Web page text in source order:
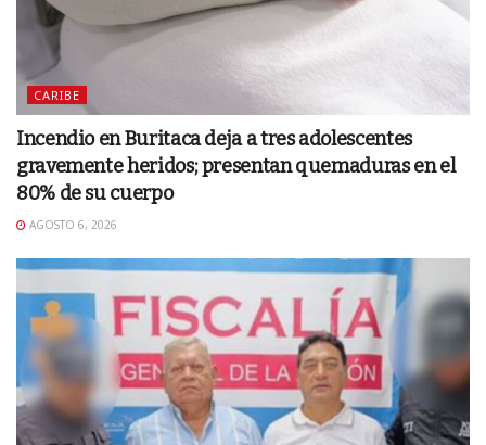
CARIBE
Incendio en Buritaca deja a tres adolescentes
gravemente heridos; presentan quemaduras en el
80% de su cuerpo
AGOSTO 6, 2026